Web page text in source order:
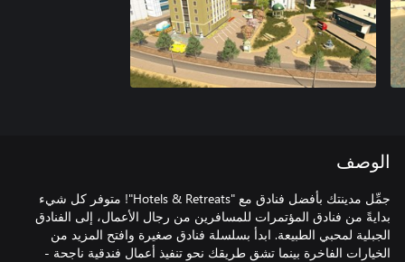
الوصف
جمِّل مدينتك بأفضل فنادق مع "Hotels & Retreats"! متوفر كل شيء
بدايةً من فنادق المؤتمرات للمسافرين من رجال الأعمال، إلى الفنادق
الجبلية لمحبي الطبيعة. ابدأ بسلسلة فنادق صغيرة وافتح المزيد من
الخيارات الفاخرة بينما تشق طريقك نحو تنفيذ أعمال فندقية ناجحة -